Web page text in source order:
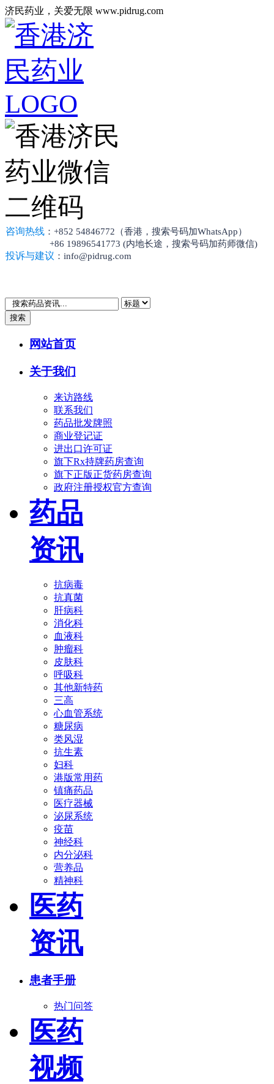
济民药业，关爱无限 www.pidrug.com
咨询热线 ：+852 54846772（香港，搜索号码加WhatsApp）
+86 19896541773 (内地长途，搜索号码加药师微信)
投诉与建议 ：info@pidrug.com
搜索
网站首页
关于我们
来访路线
联系我们
药品批发牌照
商业登记证
进出口许可证
旗下Rx持牌药房查询
旗下正版正货药房查询
政府注册授权官方查询
药品
资讯
抗病毒
抗真菌
肝病科
消化科
血液科
肿瘤科
皮肤科
呼吸科
其他新特药
三高
心血管系统
糖尿病
类风湿
抗生素
妇科
港版常用药
镇痛药品
医疗器械
泌尿系统
疫苗
神经科
内分泌科
营养品
精神科
医药
资讯
患者手册
热门问答
医药
视频